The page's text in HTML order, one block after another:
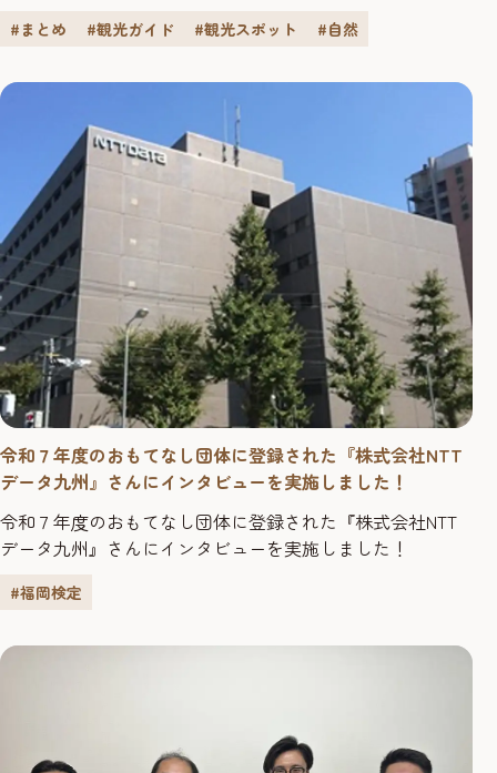
デーションに出かけてみませんか？
#まとめ #観光ガイド #観光スポット #自然
令和７年度のおもてなし団体に登録された『株式会社NTT
データ九州』さんにインタビューを実施しました！
令和７年度のおもてなし団体に登録された『株式会社NTT
データ九州』さんにインタビューを実施しました！
#福岡検定